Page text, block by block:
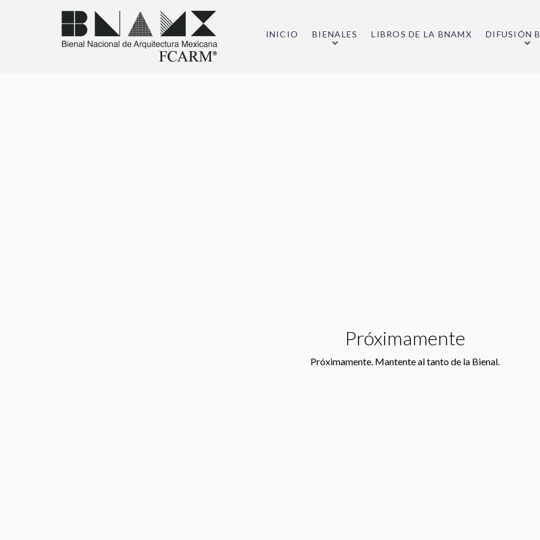
INICIO BIENALES LIBROS DE LA BNAMX DIFUSIÓN
Próximamente
Próximamente. Mantente al tanto de la Bienal.